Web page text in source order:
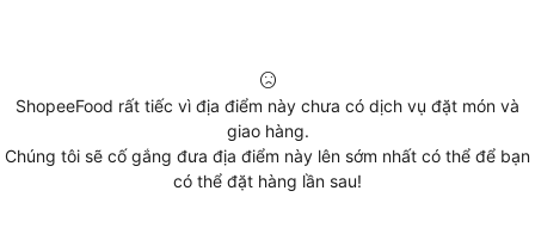
ShopeeFood rất tiếc vì địa điểm này chưa có dịch vụ đặt món và
giao hàng.
Chúng tôi sẽ cố gắng đưa địa điểm này lên sớm nhất có thể để bạn
có thể đặt hàng lần sau!